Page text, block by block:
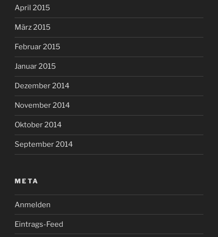
April 2015
März 2015
Februar 2015
Januar 2015
Dezember 2014
November 2014
Oktober 2014
September 2014
META
Anmelden
Eintrags-Feed